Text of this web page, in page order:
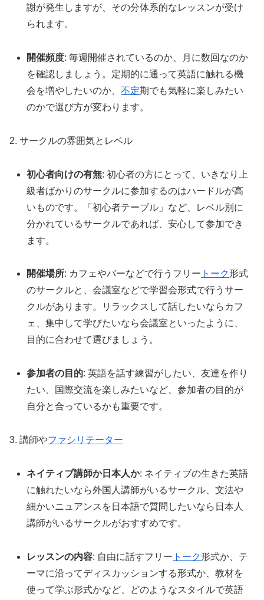
謝が発生しますが、その分体系的なレッスンが受け
られます。
開催頻度: 毎週開催されているのか、月に数回なのか
を確認しましょう。定期的に通って英語に触れる機
会を増やしたいのか、不定期でも気軽に楽しみたい
のかで選び方が変わります。
2. サークルの雰囲気とレベル
初心者向けの有無: 初心者の方にとって、いきなり上
級者ばかりのサークルに参加するのはハードルが高
いものです。「初心者テーブル」など、レベル別に
分かれているサークルであれば、安心して参加でき
ます。
開催場所: カフェやバーなどで行うフリー トーク形式
のサークルと、会議室などで学習会形式で行うサー
クルがあります。リラックスして話したいならカフ
ェ、集中して学びたいなら会議室といったように、
目的に合わせて選びましょう。
参加者の目的: 英語を話す練習がしたい、友達を作り
たい、国際交流を楽しみたいなど、参加者の目的が
自分と合っているかも重要です。
3. 講師やファシリテーター
ネイティブ講師か日本人か: ネイティブの生きた英語
に触れたいなら外国人講師がいるサークル、文法や
細かいニュアンスを日本語で質問したいなら日本人
講師がいるサークルがおすすめです。
レッスンの内容: 自由に話すフリー トーク形式か、テ
ーマに沿ってディスカッションする形式か、教材を
使って学ぶ形式かなど、どのようなスタイルで英語